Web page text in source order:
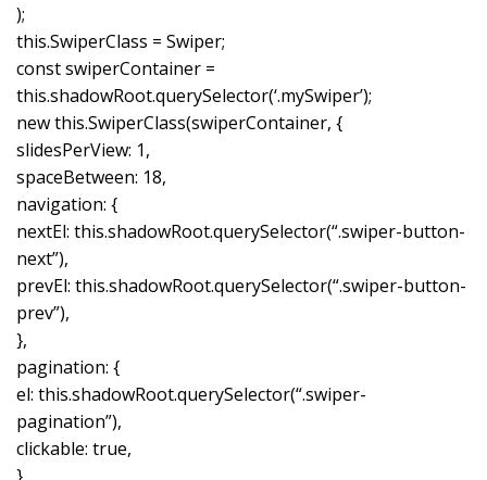
);
this.SwiperClass = Swiper;
const swiperContainer =
this.shadowRoot.querySelector(‘.mySwiper’);
new this.SwiperClass(swiperContainer, {
slidesPerView: 1,
spaceBetween: 18,
navigation: {
nextEl: this.shadowRoot.querySelector(“.swiper-button-
next”),
prevEl: this.shadowRoot.querySelector(“.swiper-button-
prev”),
},
pagination: {
el: this.shadowRoot.querySelector(“.swiper-
pagination”),
clickable: true,